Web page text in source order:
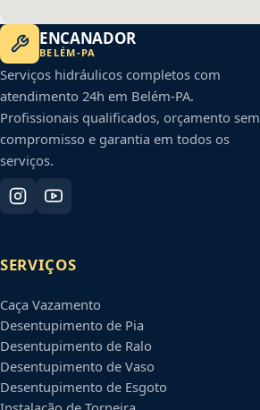
ENCANADOR
BELÉM-PA
Serviços hidráulicos completos com
atendimento 24h em Belém-PA.
Profissionais qualificados, orçamento sem
compromisso e garantia em todos os
serviços.
SERVIÇOS
Caça Vazamento
Desentupimento de Pia
Desentupimento de Ralo
Desentupimento de Vaso
Desentupimento de Esgoto